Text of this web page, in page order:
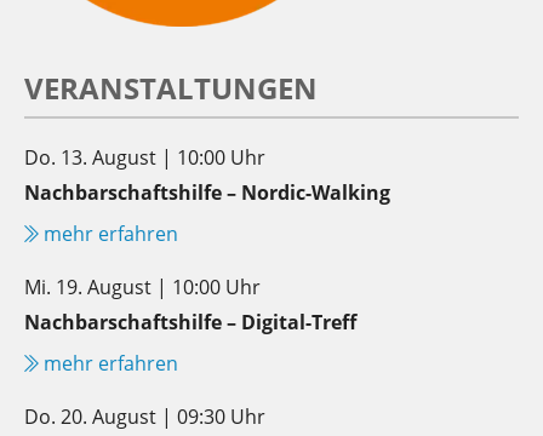
VERANSTALTUNGEN
Do. 13. August | 10:00 Uhr
Nachbarschaftshilfe – Nordic-Walking
mehr erfahren
Mi. 19. August | 10:00 Uhr
Nachbarschaftshilfe – Digital-Treff
mehr erfahren
Do. 20. August | 09:30 Uhr